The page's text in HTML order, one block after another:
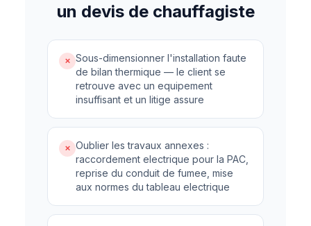
un devis de chauffagiste
✗ Sous-dimensionner l'installation faute
de bilan thermique — le client se
retrouve avec un equipement
insuffisant et un litige assure
✗ Oublier les travaux annexes :
raccordement electrique pour la PAC,
reprise du conduit de fumee, mise
aux normes du tableau electrique